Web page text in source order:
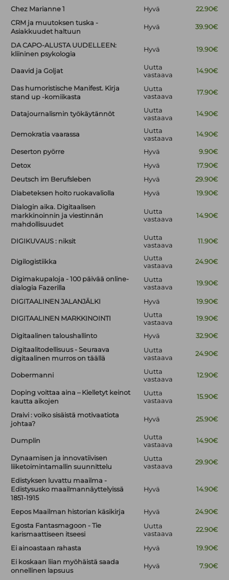
Chez Marianne 1
Hyvä
22.90€
CRM ja muutoksen tuska -
Asiakkuudet haltuun
Hyvä 39.90€
DA CAPO-ALUSTA UUDELLEEN:
kliininen psykologia
Hyvä 19.90€
Daavid ja Goljat
Uutta
vastaava
14.90€
Das humoristische Manifest. Kirja
stand up -komiikasta
Uutta
vastaava
17.90€
Datajournalismin työkäytännöt
Uutta
vastaava
14.90€
Demokratia vaarassa
Uutta
vastaava
14.90€
Deserton pyörre Hyvä
9.90€
Detox
Hyvä
17.90€
Deutsch im Berufsleben
Hyvä
29.90€
Diabeteksen hoito ruokavaliolla
Hyvä
19.90€
Dialogin aika. Digitaalisen
markkinoinnin ja viestinnän
mahdollisuudet
Uutta
vastaava
14.90€
DIGIKUVAUS : niksit
Uutta
vastaava
11.90€
Digilogistiikka
Uutta
vastaava
24.90€
Digimakupaloja - 100 päivää online-
dialogia Fazerilla
Uutta
vastaava
19.90€
DIGITAALINEN JALANJÄLKI Hyvä 19.90€
DIGITAALINEN MARKKINOINTI
Uutta
vastaava
19.90€
Digitaalinen taloushallinto Hyvä
32.90€
Digitaalitodellisuus - Seuraava
digitaalinen murros on täällä
Uutta
vastaava
24.90€
Dobermanni
Uutta
vastaava
12.90€
Doping voittaa aina – Kielletyt keinot
kautta aikojen
Uutta
vastaava
15.90€
Draivi : voiko sisäistä motivaatiota
johtaa?
Hyvä 25.90€
Dumplin
Uutta
vastaava
14.90€
Dynaamisen ja innovatiivisen
liiketoimintamallin suunnittelu
Uutta
vastaava
29.90€
Edistyksen luvattu maailma -
Edistysusko maailmannäyttelyissä
1851-1915
Hyvä 14.90€
Eepos Maailman historian käsikirja Hyvä
24.90€
Egosta Fantasmagoon - Tie
karismaattiseen itseesi
Uutta
vastaava
22.90€
Ei ainoastaan rahasta Hyvä
19.90€
Ei koskaan liian myöhäistä saada
onnellinen lapsuus
Hyvä 7.90€